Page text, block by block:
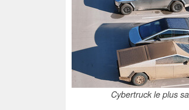
Cybertruck le plus